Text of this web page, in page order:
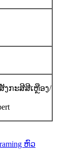
ງກະສີສີເຫຼືອງ/